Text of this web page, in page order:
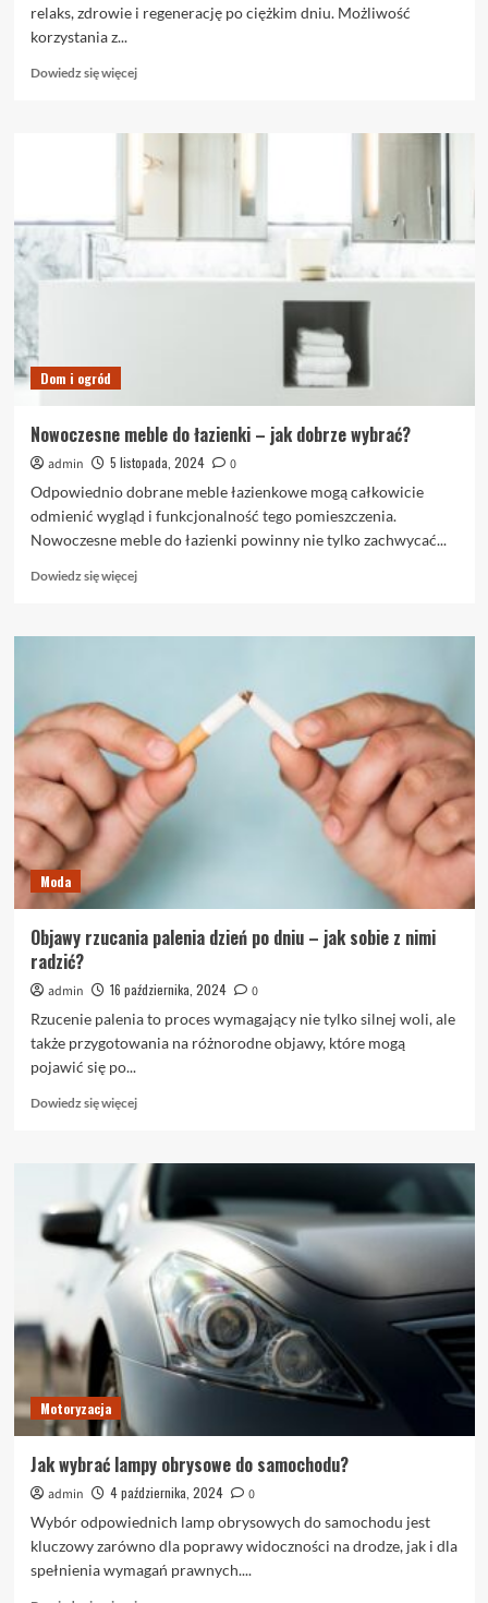
relaks, zdrowie i regenerację po ciężkim dniu. Możliwość
korzystania z...
Dowiedz się więcejDowiedz
Sauna
domowa
Relaks
i
w
Dom i ogród
Nowoczesne meble do łazienki – jak dobrze wybrać?
admin 5 listopada, 2024
0
Odpowiednio dobrane meble łazienkowe mogą całkowicie
odmienić wygląd i funkcjonalność tego pomieszczenia.
Nowoczesne meble do łazienki powinny nie tylko zachwycać...
Dowiedz się więcejDowiedz
o
łazienki
–
jak
dobrze
wybrać?
Moda
Objawy rzucania palenia dzień po dniu – jak sobie z nimi
radzić?
admin 16 października, 2024
0
Rzucenie palenia to proces wymagający nie tylko silnej woli, ale
także przygotowania na różnorodne objawy, które mogą
pojawić się po...
Dowiedz się więcejDowiedz
o
Objawy
rzucania
palenia
dzień
dniu
–
jak
sobie
z
Motoryzacja
Jak wybrać lampy obrysowe do samochodu?
admin 4 października, 2024
0
Wybór odpowiednich lamp obrysowych do samochodu jest
kluczowy zarówno dla poprawy widoczności na drodze, jak i dla
spełnienia wymagań prawnych....